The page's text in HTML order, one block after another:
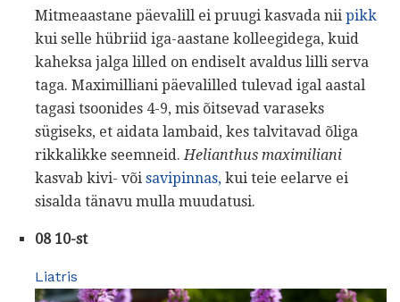
Mitmeaastane päevalill ei pruugi kasvada nii pikk
kui selle hübriid iga-aastane kolleegidega, kuid
kaheksa jalga lilled on endiselt avaldus lilli serva
taga. Maximilliani päevalilled tulevad igal aastal
tagasi tsoonides 4-9, mis õitsevad varaseks
sügiseks, et aidata lambaid, kes talvitavad õliga
rikkalikke seemneid. Helianthus maximiliani
kasvab kivi- või savipinnas, kui teie eelarve ei
sisalda tänavu mulla muudatusi.
08 10-st
Liatris